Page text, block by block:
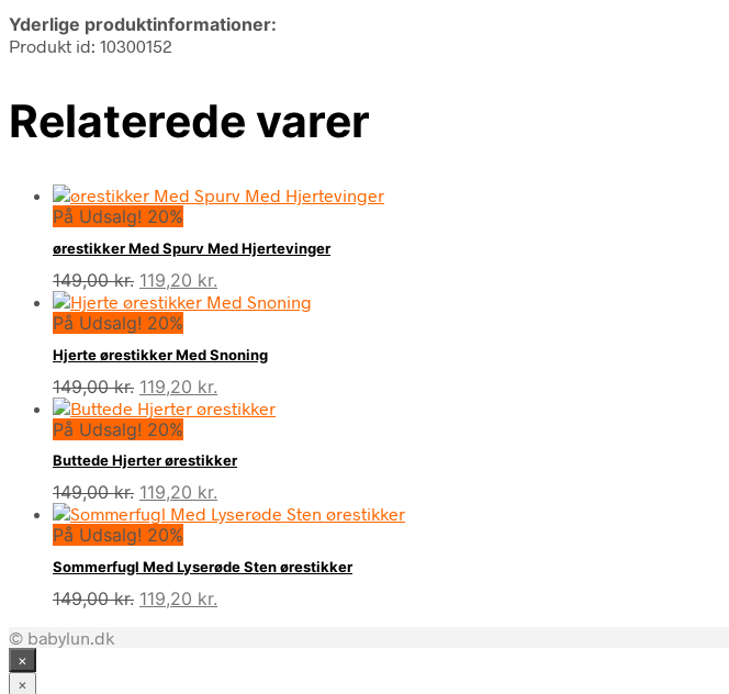
Yderlige produktinformationer:
Produkt id: 10300152
Relaterede varer
På Udsalg! 20%
ørestikker Med Spurv Med Hjertevinger
149,00kr. Den
oprindelige
pris
var:
149,00 kr..
119,20 kr.
aktuelle
er:
119,20 kr..
På Udsalg! 20%
Hjerte ørestikker Med Snoning
149,00kr. Den
oprindelige
pris
var:
149,00 kr..
119,20 kr.
aktuelle
er:
119,20 kr..
På Udsalg! 20%
Buttede Hjerter ørestikker
149,00kr. Den
oprindelige
pris
var:
149,00 kr..
119,20 kr.
aktuelle
er:
119,20 kr..
På Udsalg! 20%
Sommerfugl Med Lyserøde Sten ørestikker
149,00kr. Den
119,20 kr.
© babylun.dk
×
×